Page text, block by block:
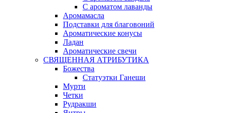
С ароматом лаванды
Аромамасла
Подставки для благовоний
Ароматические конусы
Ладан
Ароматические свечи
СВЯЩЕННАЯ АТРИБУТИКА
Божества
Статуэтки Ганеши
Мурти
Четки
Рудракши